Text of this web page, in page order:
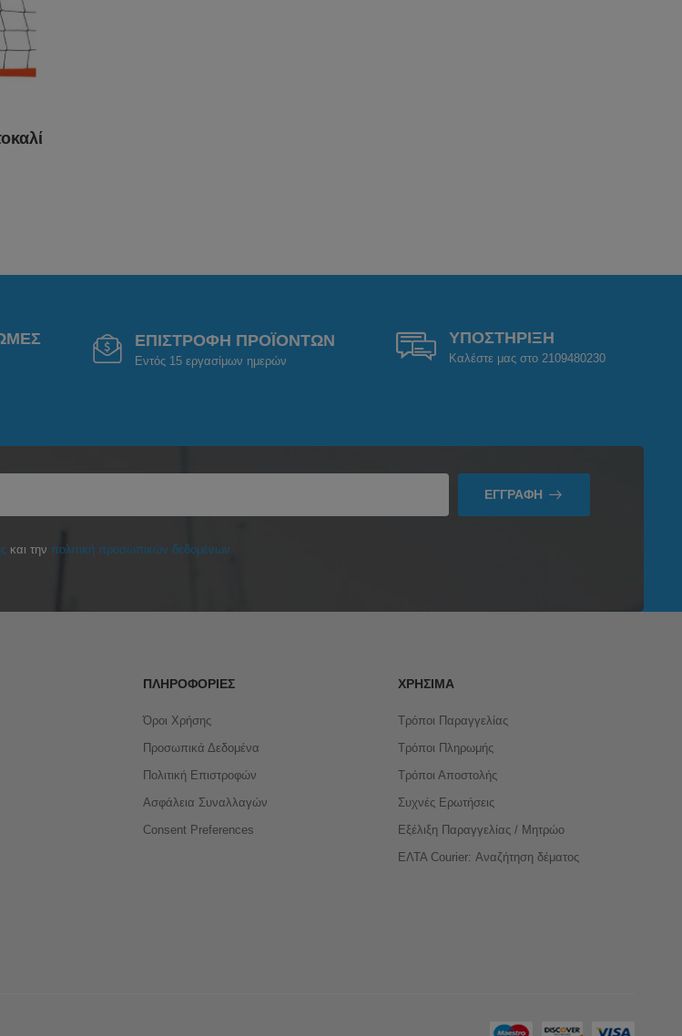
ΕΠΙΣΤΡΟΦΗ ΠΡΟΪΟΝΤΩΝ
Εντός 15 εργασίμων ημερών
ΥΠΟΣΤΗΡΙΞΗ
Καλέστε μας στο 2109480230
ΕΓΓΡΑΦΉ
και τηνπολιτική προσωπικών δεδομένων
ΠΛΗΡΟΦΟΡΊΕΣ
Όροι Χρήσης
Προσωπικά Δεδομένα
Πολιτική Επιστροφών
Ασφάλεια Συναλλαγών
Consent Preferences
ΧΡΉΣΙΜΑ
Τρόποι Παραγγελίας
Τρόποι Πληρωμής
Τρόποι Αποστολής
Συχνές Ερωτήσεις
Εξέλιξη Παραγγελίας / Μητρώο
ΕΛΤΑ Courier: Αναζήτηση δέματος